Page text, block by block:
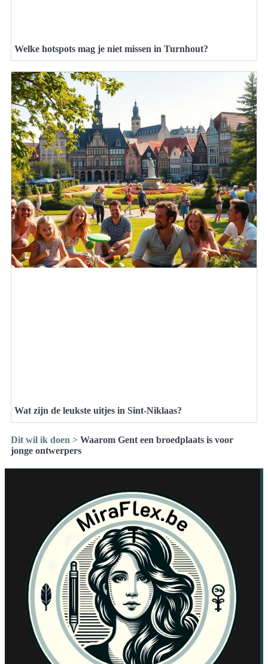
Welke hotspots mag je niet missen in Turnhout?
Wat zijn de leukste uitjes in Sint-Niklaas?
Dit wil ik doen > Waarom Gent een broedplaats is voor
jonge ontwerpers